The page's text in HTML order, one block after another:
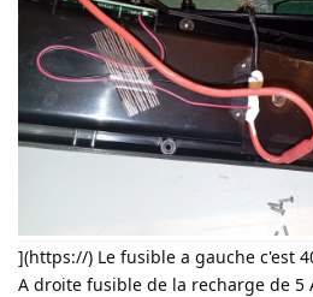
](https://) Le fusible a gauche c'est
A droite fusible de la recharge de 5